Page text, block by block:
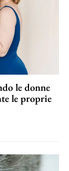
le donne
le proprie